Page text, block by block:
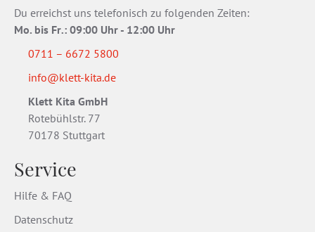
Du erreichst uns telefonisch zu folgenden Zeiten:
Mo. bis Fr.: 09:00 Uhr - 12:00 Uhr
0711 – 6672 5800
info@klett-kita.de
Klett Kita GmbH
Rotebühlstr. 77
70178 Stuttgart
Service
Hilfe & FAQ
Datenschutz